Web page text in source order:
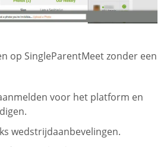
op SingleParentMeet zonder een
voor het platform en
wedstrijdaanbevelingen.